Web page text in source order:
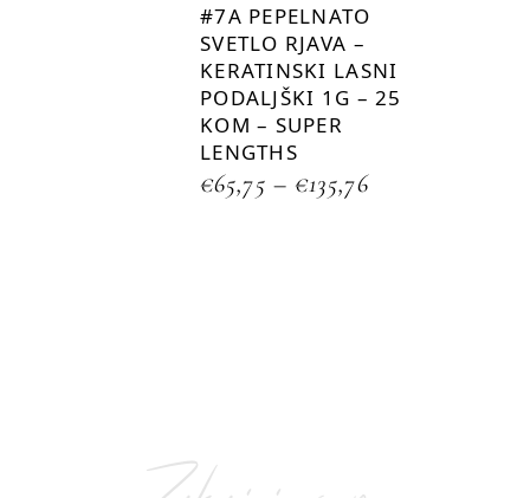
#7A PEPELNATO
SVETLO RJAVA –
KERATINSKI LASNI
PODALJŠKI 1G – 25
KOM – SUPER
LENGTHS
€65,75 – €135,76